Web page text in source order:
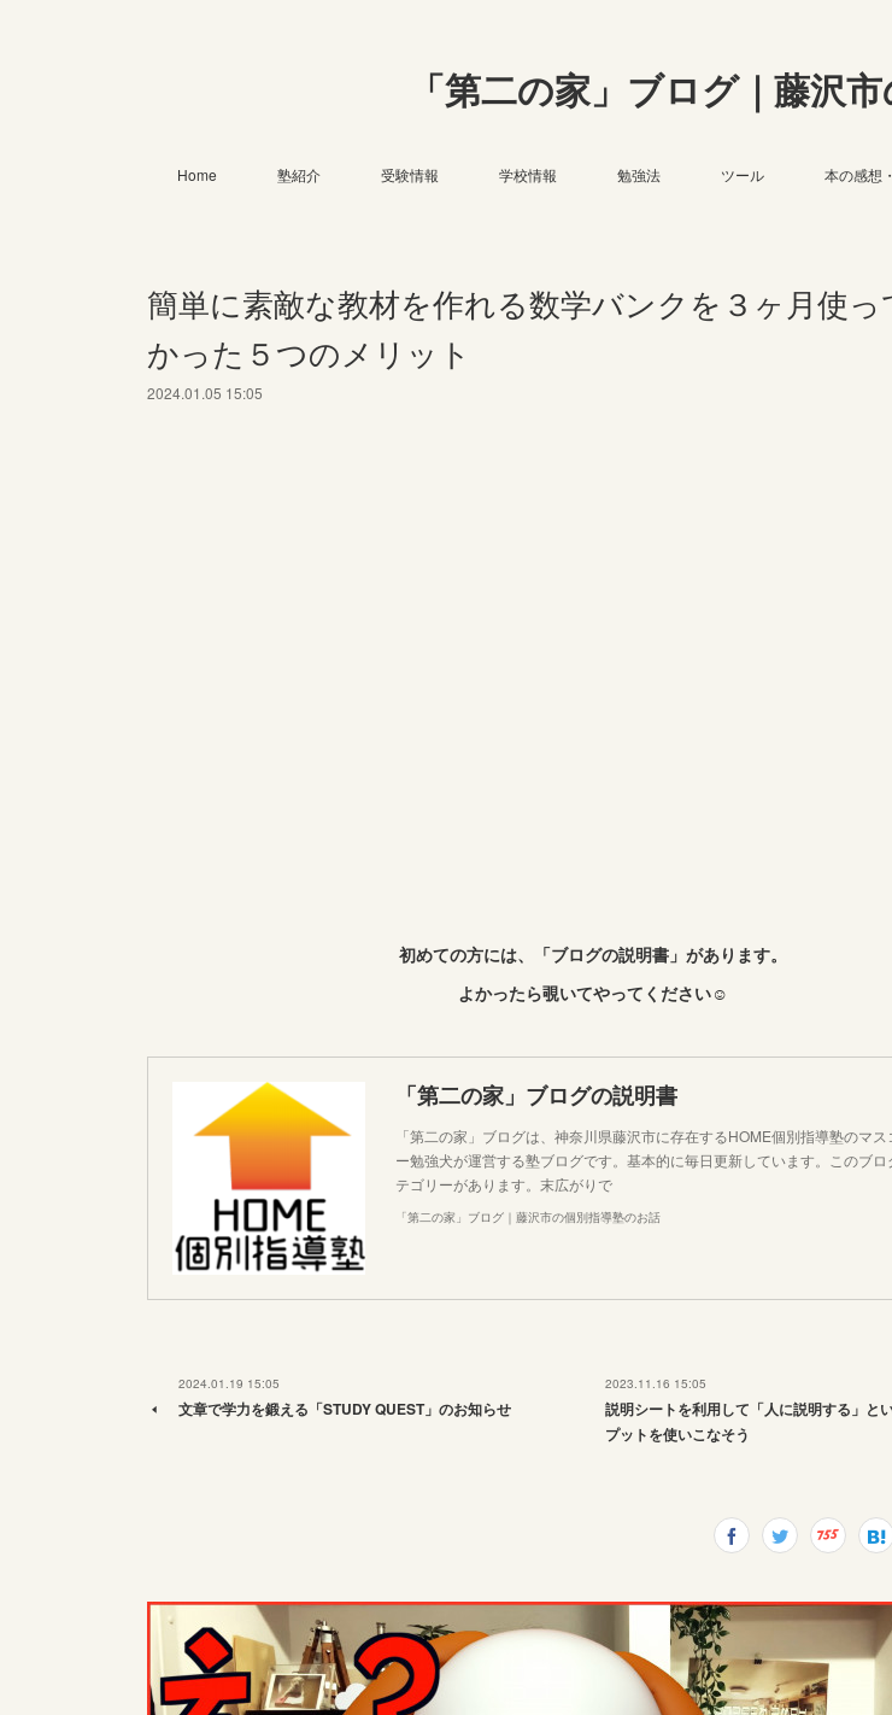
「第二の家」ブログ｜藤沢
Home 塾紹介 受験情報 学校情報 勉強法 ツール 本の感想
簡単に素敵な教材を作れる数学バンクを３ヶ月使
かった５つのメリット
2024.01.05 15:05
初めての方には、「ブログの説明書」があります。
よかったら覗いてやってください☺︎
「第二の家」ブログの説明書
「第二の家」ブログは、神奈川県藤沢市に存在するHOME個別指導塾のマ
ー勉強犬が運営する塾ブログです。基本的に毎日更新しています。このブロ
テゴリーがあります。末広がりで
「第二の家」ブログ｜藤沢市の個別指導塾のお話
2024.01.19 15:05
文章で学力を鍛える「STUDY QUEST」のお知らせ
2023.11.16 15:05
説明シートを利用して「人に説明する」と
プットを使いこなそう